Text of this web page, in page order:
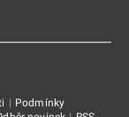
kartě
| Podmínky